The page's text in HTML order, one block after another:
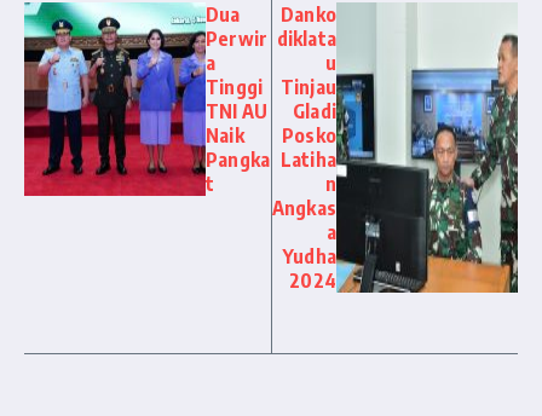
Dua
Perwir
a
Tinggi
TNI AU
Naik
Pangka
t
Danko
diklata
u
Tinjau
Gladi
Posko
Latiha
n
Angkas
a
Yudha
2024